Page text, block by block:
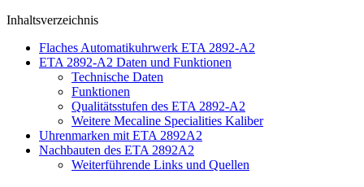
Inhaltsverzeichnis
Flaches Automatikuhrwerk ETA 2892-A2
ETA 2892-A2 Daten und Funktionen
Technische Daten
Funktionen
Qualitätsstufen des ETA 2892-A2
Weitere Mecaline Specialities Kaliber
Uhrenmarken mit ETA 2892A2
Nachbauten des ETA 2892A2
Weiterführende Links und Quellen